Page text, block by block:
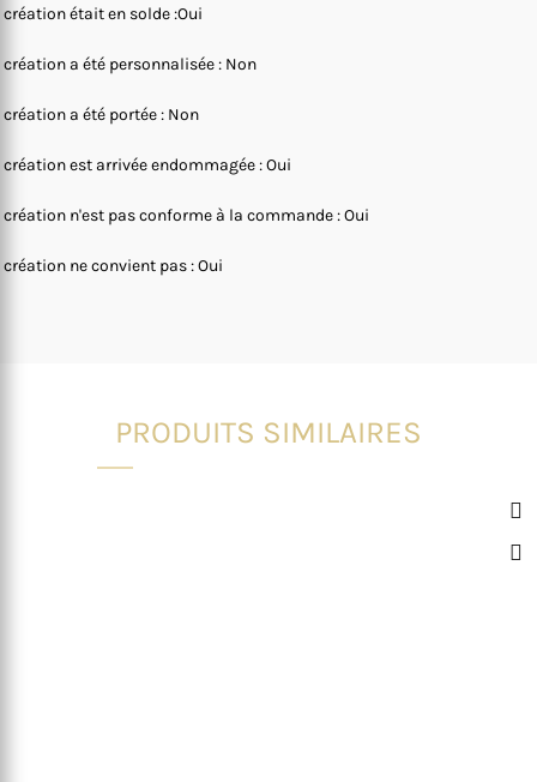
création était en solde :Oui
création a été personnalisée : Non
création a été portée : Non
création est arrivée endommagée : Oui
création n'est pas conforme à la commande : Oui
création ne convient pas : Oui
PRODUITS SIMILAIRES